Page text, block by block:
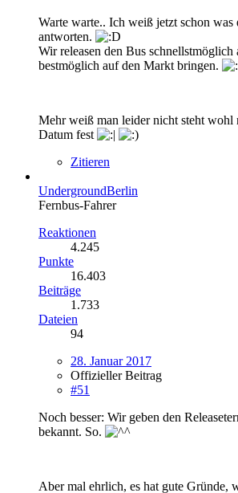
Warte warte.. Ich weiß jetzt schon
antworten.
Wir releasen den Bus
bestmöglich auf den Markt bringen.
Mehr weiß man leider nicht steht wohl
Datum fest
Zitieren
UndergroundBerlin
Fernbus-Fahrer
Reaktionen
4.245
Punkte
16.403
Beiträge
1.733
Dateien
94
28. Januar 2017
Offizieller Beitrag
#51
Noch besser: Wir geben den
bekannt. So.
Aber mal ehrlich, es hat gute Gründe,